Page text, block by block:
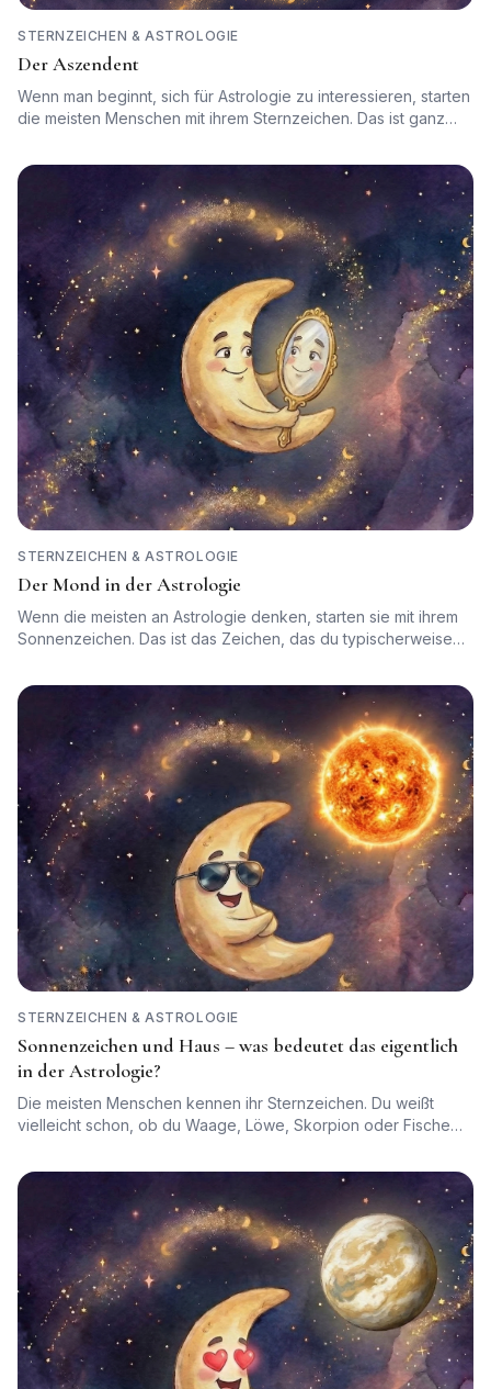
STERNZEICHEN & ASTROLOGIE
Der Aszendent
Wenn man beginnt, sich für Astrologie zu interessieren, starten
die meisten Menschen mit ihrem Sternzeichen. Das ist ganz
erzählt nämlich etwas Wichtiges über deinen inneren Kern,
deine Lebenskraft und die Art, wie du dich grundsätzlich
STERNZEICHEN & ASTROLOGIE
Der Mond in der Astrologie
Wenn die meisten an Astrologie denken, starten sie mit ihrem
Sonnenzeichen. Das ist das Zeichen, das du typischerweise
Persönlichkeit und deine Art, in der Welt zu sein. Aber wenn du
dich selbst wirklich auf einer tieferen Ebene verstehen willst,
ist es nicht die Sonne, mit der du beginnen solltest. Es ist der
Mond.
STERNZEICHEN & ASTROLOGIE
Sonnenzeichen und Haus – was bedeutet das eigentlich
in der Astrologie?
Die meisten Menschen kennen ihr Sternzeichen. Du weißt
vielleicht schon, ob du Waage, Löwe, Skorpion oder Fische
nur die halbe Geschichte.